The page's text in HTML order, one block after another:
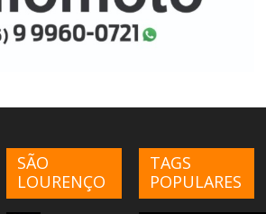
SÃO
LOURENÇO
TAGS
POPULARES